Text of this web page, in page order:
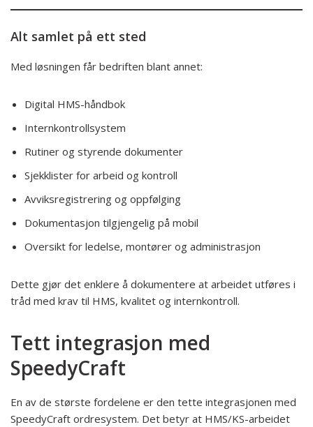
Alt samlet på ett sted
Med løsningen får bedriften blant annet:
Digital HMS-håndbok
Internkontrollsystem
Rutiner og styrende dokumenter
Sjekklister for arbeid og kontroll
Avviksregistrering og oppfølging
Dokumentasjon tilgjengelig på mobil
Oversikt for ledelse, montører og administrasjon
Dette gjør det enklere å dokumentere at arbeidet utføres i
tråd med krav til HMS, kvalitet og internkontroll.
Tett integrasjon med
SpeedyCraft
En av de største fordelene er den tette integrasjonen med
SpeedyCraft ordresystem. Det betyr at HMS/KS-arbeidet